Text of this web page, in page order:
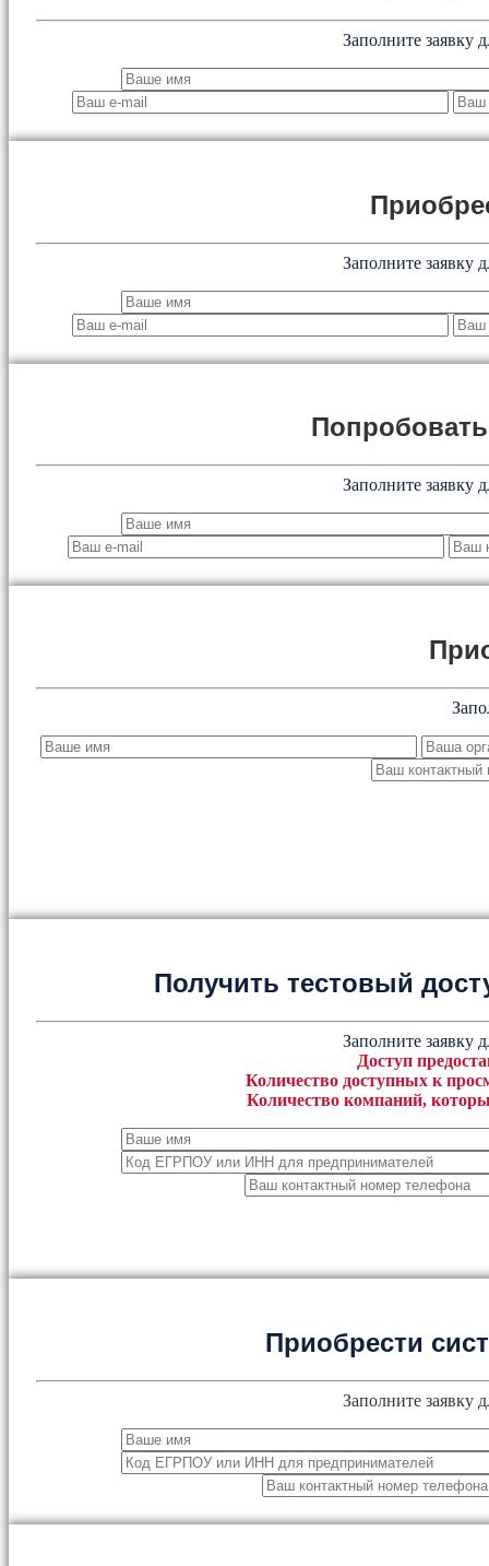
Заполните заявку
Заполните заявку
Заполните заявку
Получить тестовый
Заполните заявку
Доступ
Количество доступных к
Количество компаний,
Приобрести
Заполните заявку